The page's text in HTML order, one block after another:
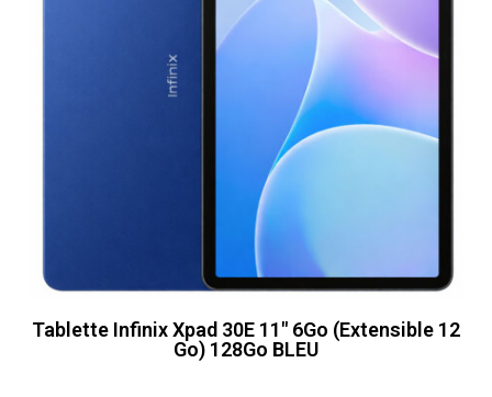
Tablette Infinix Xpad 30E 11" 6Go (Extensible 12
Go) 128Go BLEU